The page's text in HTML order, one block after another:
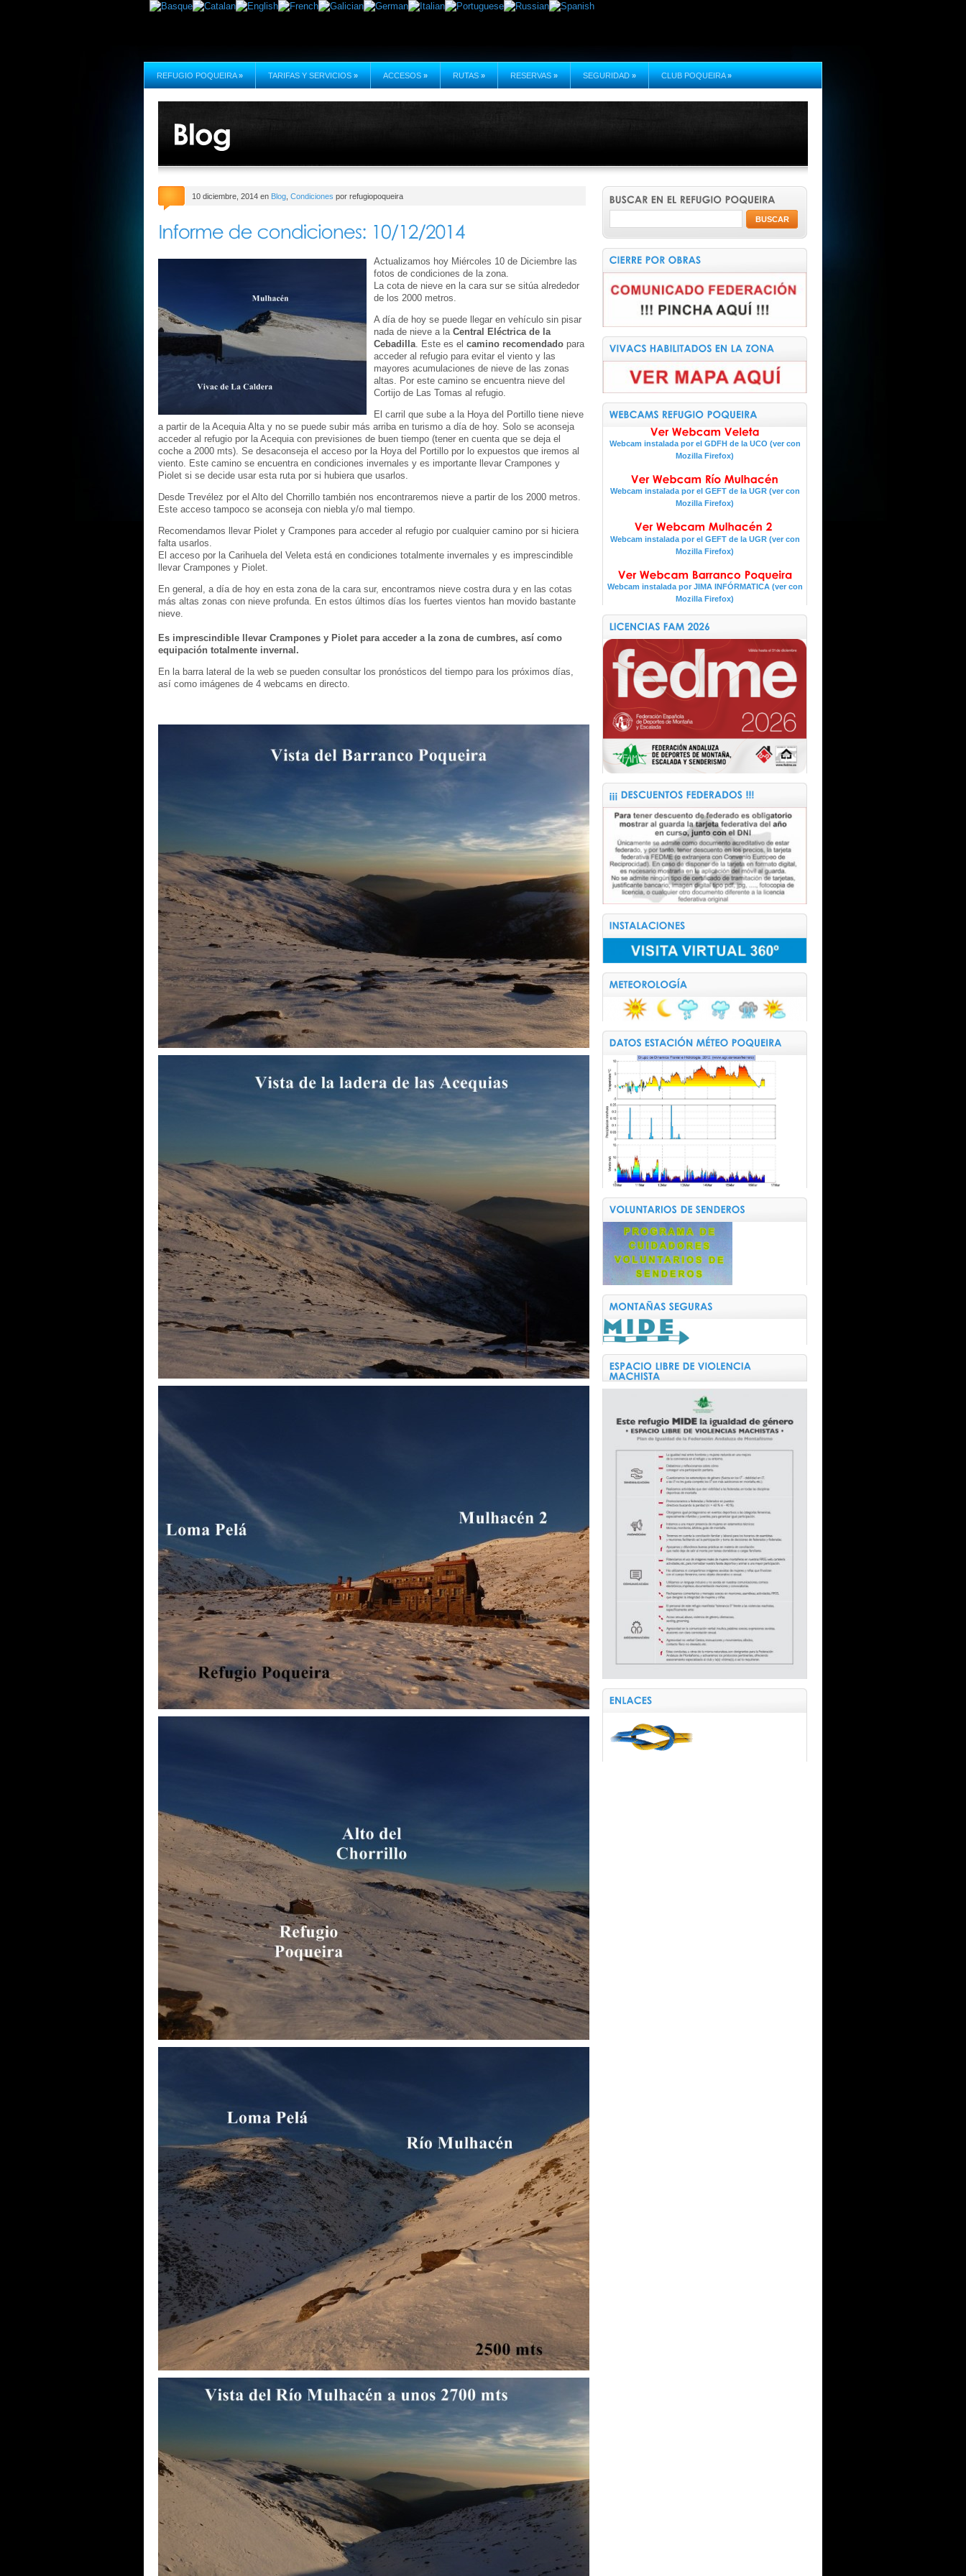
REFUGIO POQUEIRA » TARIFAS Y SERVICIOS » ACCESOS » RUTAS » RESERVAS » SEGURIDAD » CLUB POQUEIRA »
10 diciembre, 2014 en Blog Condiciones por refugiopoqueira
Actualizamos hoy Miércoles 10 de Diciembre las
fotos de condiciones de la zona.
La cota de nieve en la cara sur se sitúa alrededor
de los 2000 metros.
A día de hoy se puede llegar en vehículo sin pisar
nada de nieve a laCentral Eléctrica de la
Cebadilla. Este es el camino recomendado para
acceder al refugio para evitar el viento y las
mayores acumulaciones de nieve de las zonas
altas. Por este camino se encuentra nieve del
Cortijo de Las Tomas al refugio.
El carril que sube a la Hoya del Portillo tiene nieve
a partir de la Acequia Alta y no se puede subir más arriba en turismo a día de hoy. Solo se aconseja
acceder al refugio por la Acequia con previsiones de buen tiempo (tener en cuenta que se deja el
coche a 2000 mts). Se desaconseja el acceso por la Hoya del Portillo por lo expuestos que iremos al
viento. Este camino se encuentra en condiciones invernales y es importante llevar Crampones y
Piolet si se decide usar esta ruta por si hubiera que usarlos.
Desde Trevélez por el Alto del Chorrillo también nos encontraremos nieve a partir de los 2000 metros.
Este acceso tampoco se aconseja con niebla y/o mal tiempo.
Recomendamos llevar Piolet y Crampones para acceder al refugio por cualquier camino por si hiciera
falta usarlos.
El acceso por la Carihuela del Veleta está en condiciones totalmente invernales y es imprescindible
llevar Crampones y Piolet.
En general, a día de hoy en esta zona de la cara sur, encontramos nieve costra dura y en las cotas
más altas zonas con nieve profunda. En estos últimos días los fuertes vientos han movido bastante
nieve.
Es imprescindible llevar Crampones y Piolet para acceder a la zona de cumbres, así como
equipación totalmente invernal.
En la barra lateral de la web se pueden consultar los pronósticos del tiempo para los próximos días,
así como imágenes de 4 webcams en directo.
Webcam instalada por el GDFH de la UCO (ver con
Mozilla Firefox)
Webcam instalada por el GEFT de la UGR (ver con
Mozilla Firefox)
Webcam instalada por el GEFT de la UGR (ver con
Mozilla Firefox)
Webcam instalada por JIMA INFÓRMATICA (ver con
Mozilla Firefox)